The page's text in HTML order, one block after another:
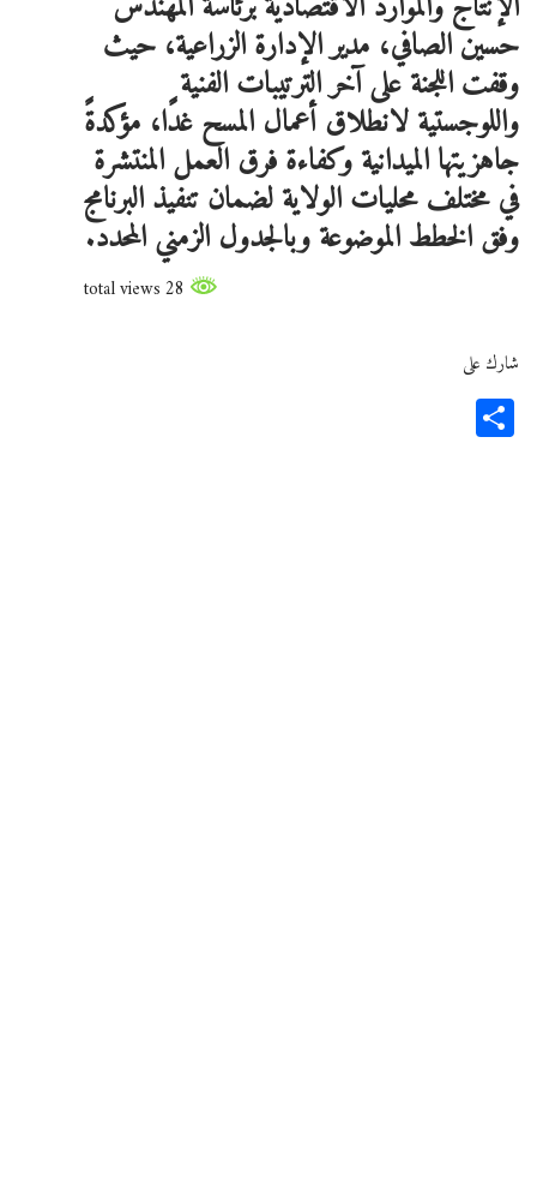
حسين الصافي، مدير الإدارة الزراعية، حيث
وقفت اللجنة على آخر الترتيبات الفنية
واللوجستية لانطلاق أعمال المسح غدًا، مؤكدةً
جاهزيتها الميدانية وكفاءة فرق العمل المنتشرة
في مختلف محليات الولاية لضمان تنفيذ البرنامج
وفق الخطط الموضوعة وبالجدول الزمني المحدد.
شارك على